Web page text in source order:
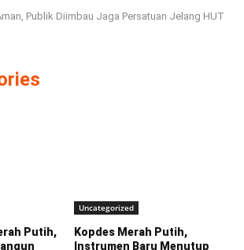
Publik Diimbau Jaga Persatuan Jelang HUT
Putih,
Uncategorized
Kopdes Merah Putih,
Instrumen Baru Menutup